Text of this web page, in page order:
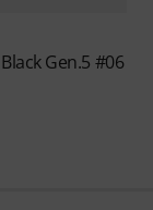
Gen.5 #06